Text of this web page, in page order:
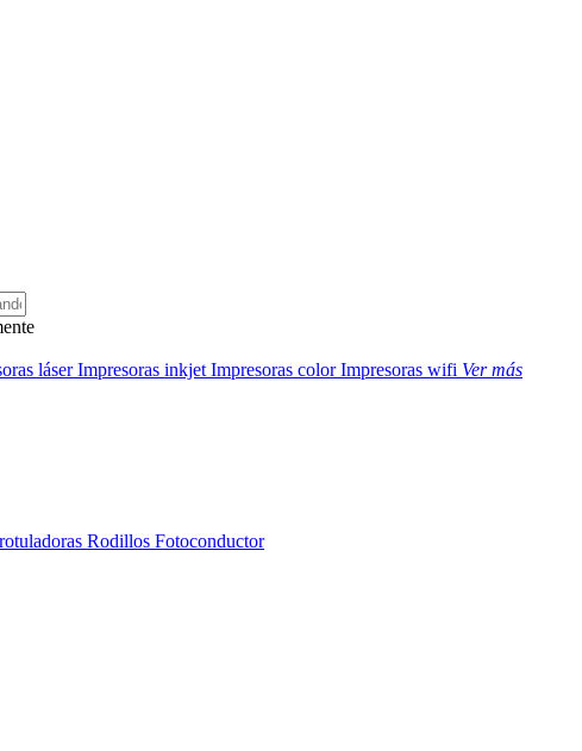
láserImpresoras inkjet Impresoras colorImpresoras wifi Ver más
Rodillos Fotoconductor